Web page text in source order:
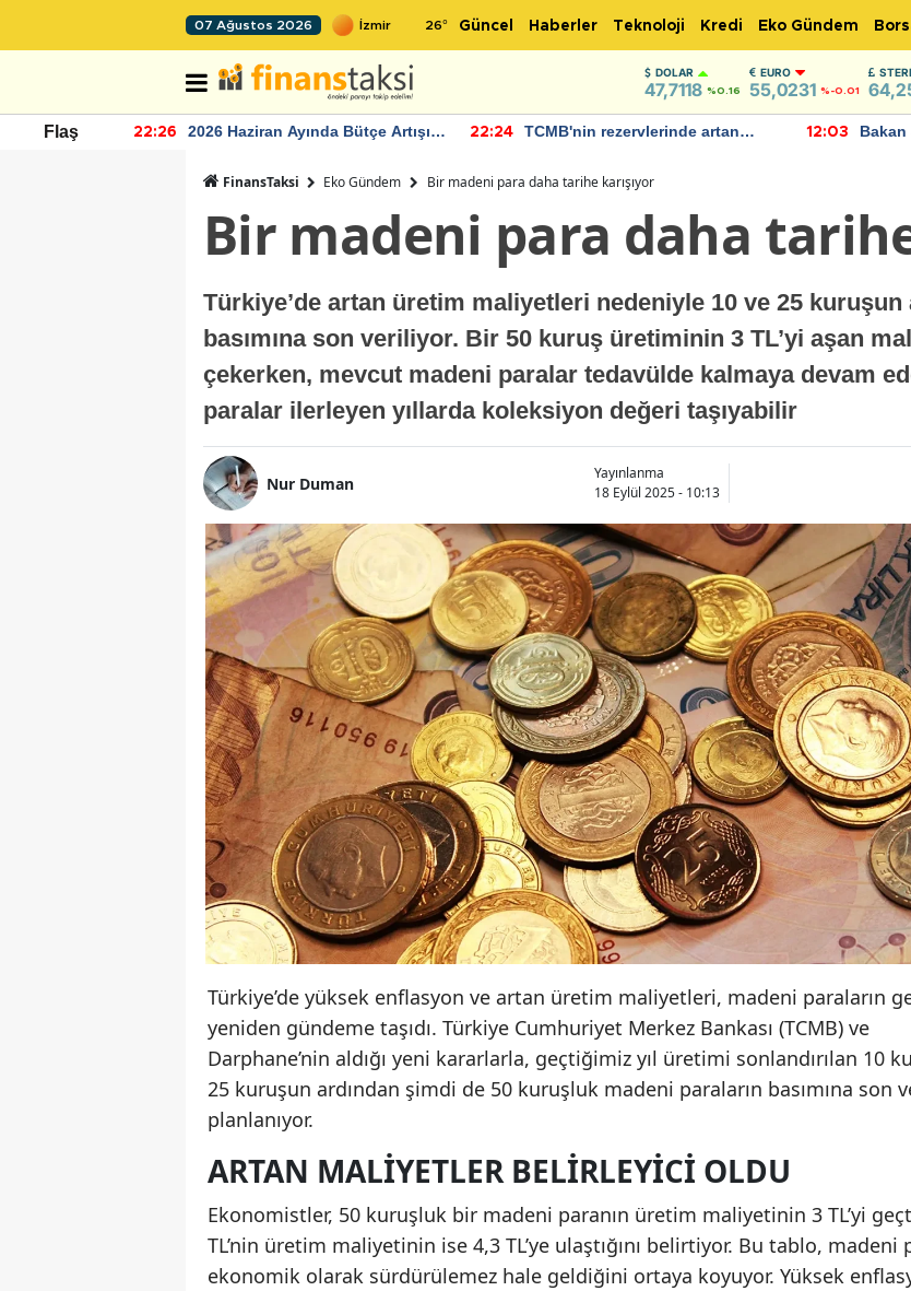
07 Ağustos 2026 26° Güncel Haberler Teknoloji Kredi Eko Gündem
DOLAR
47,7118 %0.16
EURO
55,0231 %-0.01
Flaş 22:26
2026 Haziran Ayında Bütçe Artışı
22:24
TCMB'nin rezervlerinde artan
12:03
Bakan
FinansTaksi Eko Gündem Bir madeni para daha tarihe karışıyor
Bir madeni para daha
Türkiye’de artan üretim maliyetleri nedeniyle 10 ve 25 kuruşun
basımına son veriliyor. Bir 50 kuruş üretiminin 3 TL’yi aşan
çekerken, mevcut madeni paralar tedavülde kalmaya devam
paralar ilerleyen yıllarda koleksiyon değeri taşıyabilir
Nur Duman
Yayınlanma
18 Eylül 2025 - 10:13
Türkiye’de yüksek enflasyon ve artan üretim maliyetleri, madeni paraların
yeniden gündeme taşıdı. Türkiye Cumhuriyet Merkez Bankası (TCMB) ve
Darphane’nin aldığı yeni kararlarla, geçtiğimiz yıl üretimi sonlandırılan 10
25 kuruşun ardından şimdi de 50 kuruşluk madeni paraların basımına son
planlanıyor.
ARTAN MALIYETLER BELIRLEYICI OLDU
Ekonomistler, 50 kuruşluk bir madeni paranın üretim maliyetinin 3 TL’yi
TL’nin üretim maliyetinin ise 4,3 TL’ye ulaştığını belirtiyor. Bu tablo, madeni
ekonomik olarak sürdürülemez hale geldiğini ortaya koyuyor. Yüksek